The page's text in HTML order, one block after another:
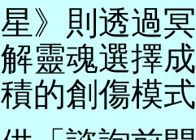
星》則透過
靈魂選擇
的創傷模